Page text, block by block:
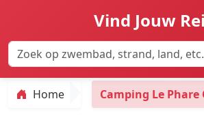
Vind Jouw
Home Camping Le Phare